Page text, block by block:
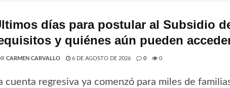
días para postular al Subsidio
y quiénes aún pueden
CARMEN CARVALLO 6 DE AGOSTO DE 2026 0 0
cuenta regresiva ya comenzó para miles de